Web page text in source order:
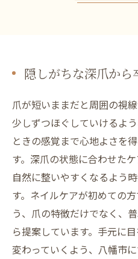
隠しがちな深爪から
爪が短いままだと周囲の視
少しずつほぐしていけるよ
ときの感覚まで心地よさを
す。深爪の状態に合わせた
自然に整いやすくなるよう
す。ネイルケアが初めての
う、爪の特徴だけでなく、
ら提案しています。手元に
変わっていくよう、八幡市